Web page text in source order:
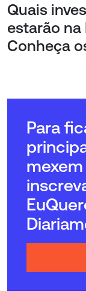
Quais
estarão na
Conheça
Para